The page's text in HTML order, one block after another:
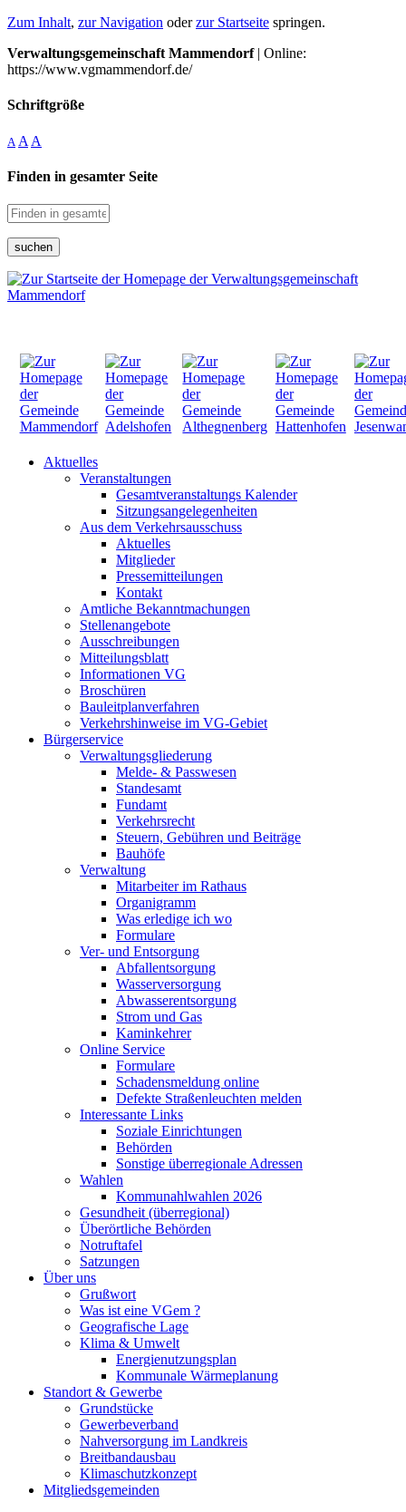
Zum Inhalt, zur Navigation oderzur Startseite springen.
Verwaltungsgemeinschaft Mammendorf| Online:
https://www.vgmammendorf.de/
Schriftgröße
A A A
Finden in gesamter Seite
suchen
Aktuelles
Veranstaltungen
Gesamtveranstaltungs Kalender
Sitzungsangelegenheiten
Aus dem Verkehrsausschuss
Aktuelles
Mitglieder
Pressemitteilungen
Kontakt
Amtliche Bekanntmachungen
Stellenangebote
Ausschreibungen
Mitteilungsblatt
Informationen VG
Broschüren
Bauleitplanverfahren
Verkehrshinweise im VG-Gebiet
Bürgerservice
Verwaltungsgliederung
Melde- & Passwesen
Standesamt
Fundamt
Verkehrsrecht
Steuern, Gebühren und Beiträge
Bauhöfe
Verwaltung
Mitarbeiter im Rathaus
Organigramm
Was erledige ich wo
Formulare
Ver- und Entsorgung
Abfallentsorgung
Wasserversorgung
Abwasserentsorgung
Strom und Gas
Kaminkehrer
Online Service
Formulare
Schadensmeldung online
Defekte Straßenleuchten melden
Interessante Links
Soziale Einrichtungen
Behörden
Sonstige überregionale Adressen
Wahlen
Kommunahlwahlen 2026
Gesundheit (überregional)
Überörtliche Behörden
Notruftafel
Satzungen
Über uns
Grußwort
Was ist eine VGem ?
Geografische Lage
Klima & Umwelt
Energienutzungsplan
Kommunale Wärmeplanung
Standort & Gewerbe
Grundstücke
Gewerbeverband
Nahversorgung im Landkreis
Breitbandausbau
Klimaschutzkonzept
Mitgliedsgemeinden